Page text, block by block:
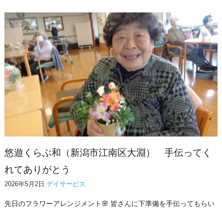
悠遊くらぶ和（新潟市江南区大淵） 手伝ってく
れてありがとう
2026年5月2日 デイサービス
先日のフラワーアレンジメント🌸 皆さんに下準備を手伝ってもらい